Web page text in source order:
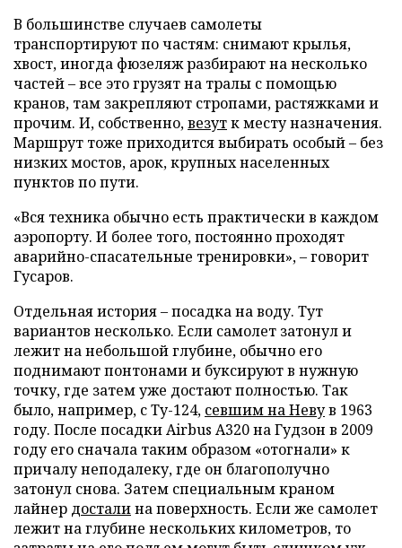
В большинстве случаев самолеты
транспортируют по частям: снимают крылья,
хвост, иногда фюзеляж разбирают на несколько
частей – все это грузят на тралы с помощью
кранов, там закрепляют стропами, растяжками и
прочим. И, собственно,везутк месту назначения.
Маршрут тоже приходится выбирать особый – без
низких мостов, арок, крупных населенных
пунктов по пути.
«Вся техника обычно есть практически в каждом
аэропорту. И более того, постоянно проходят
аварийно-спасательные тренировки», – говорит
Гусаров.
Отдельная история – посадка на воду. Тут
вариантов несколько. Если самолет затонул и
лежит на небольшой глубине, обычно его
поднимают понтонами и буксируют в нужную
точку, где затем уже достают полностью. Так
было, например, с Ту-124, севшим на Невув 1963
году. После посадки Airbus A320 на Гудзон в 2009
году его сначала таким образом «отогнали» к
причалу неподалеку, где он благополучно
затонул снова. Затем специальным краном
лайнер досталина поверхность. Если же самолет
лежит на глубине нескольких километров, то